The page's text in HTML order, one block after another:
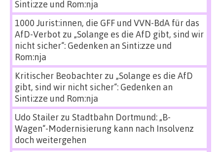
Sinti:zze und Rom:nja
1000 Jurist:innen, die GFF und VVN-BdA für das
AfD-Verbot zu „Solange es die AfD gibt, sind wir
nicht sicher“: Gedenken an Sinti:zze und
Rom:nja
Kritischer Beobachterzu „Solange es die AfD
gibt, sind wir nicht sicher“: Gedenken an
Sinti:zze und Rom:nja
Udo Stailerzu Stadtbahn Dortmund: „B-
Wagen“-Modernisierung kann nach Insolvenz
doch weitergehen